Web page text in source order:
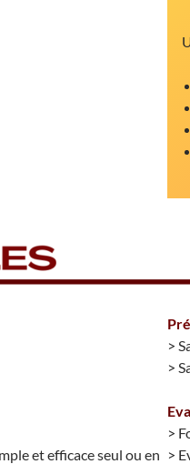
et efficace seul ou en
>
>
>
>